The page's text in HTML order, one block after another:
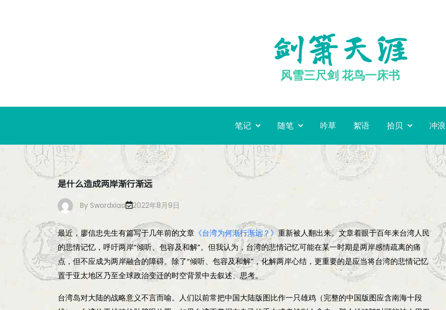
剑箫天涯
风雪三尺剑 花鸟一床书
笔记 随笔 吟草 絮语 拾贝 冲浪
是什么造成两岸渐行渐远
By Swordxiao 2022年8月9日
最近，廖信忠先生有篇写于几年前的文章 《台湾为何渐行渐远？》重新被人翻出来。文章着眼于百年来台湾人民
的悲情记忆，呼吁两岸“倾听、包容及和解”。但我认为，台湾的悲情记忆可能在某一时期是两岸感情疏离的痛
点，但不应成为两岸融合的障碍。除了“倾听、包容及和解”，化解两岸心结，更重要的是应当将台湾的悲情记忆
置于亚太地区乃至全球政治变迁的时空背景中去叙述、思考。
台湾岛对大陆的战略意义不言而喻。人们以前常把中国大陆版图比作一只雄鸡（完整的中国版图应含南海十段